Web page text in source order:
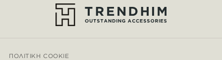
ΠΟΛΙΤΙΚΉ COOKIE